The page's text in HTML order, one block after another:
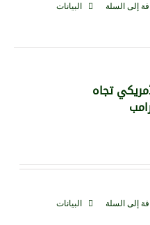
إلى السلة البيانات
الأمريكي تجاه
إلى السلة البيانات